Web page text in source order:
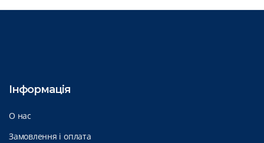
Інформація
О нас
Замовлення і оплата